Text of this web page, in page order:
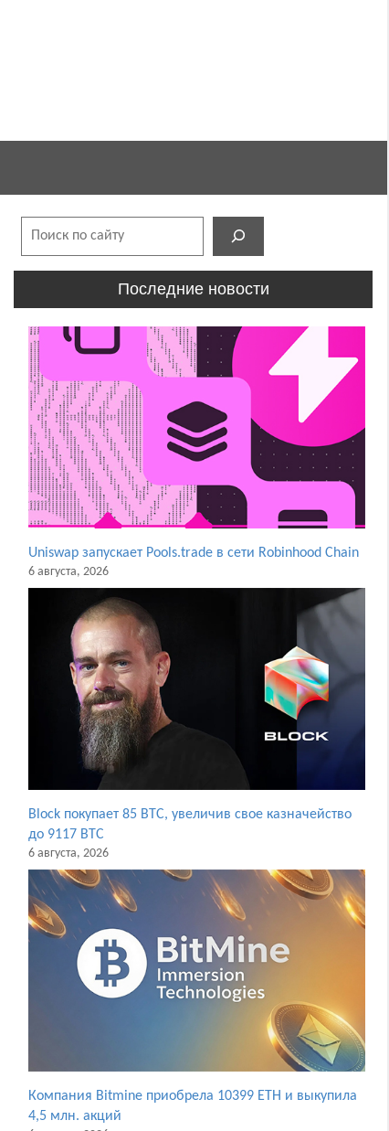
Последние новости
Uniswap запускает Pools.trade в сети Robinhood Chain
6 августа, 2026
Block покупает 85 BTC, увеличив свое казначейство
до 9117 BTC
6 августа, 2026
Компания Bitmine приобрела 10399 ETH и выкупила
4,5 млн. акций